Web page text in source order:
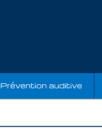
Prévention auditive